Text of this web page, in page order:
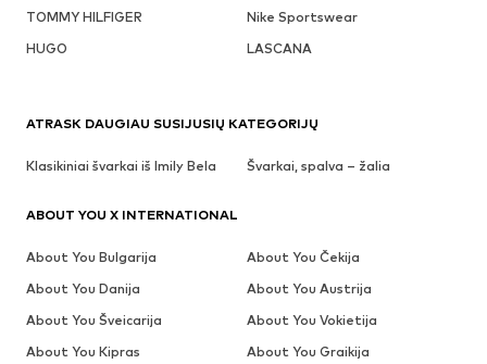
TOMMY HILFIGER
Nike Sportswear
HUGO
LASCANA
ATRASK DAUGIAU SUSIJUSIŲ KATEGORIJŲ
Klasikiniai švarkai iš Imily Bela Švarkai, spalva – žalia
ABOUT YOU X INTERNATIONAL
About You Bulgarija
About You Čekija
About You Danija
About You Austrija
About You Šveicarija
About You Vokietija
About You Kipras
About You Graikija